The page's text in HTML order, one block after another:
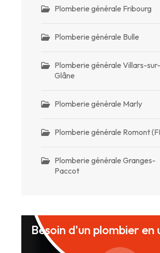
Plomberie générale Fribourg
Plomberie générale Bulle
Plomberie générale Villars-sur-
Glâne
Plomberie générale Marly
Plomberie générale Romont
Plomberie générale Granges-
Paccot
Besoin d'un plombier en